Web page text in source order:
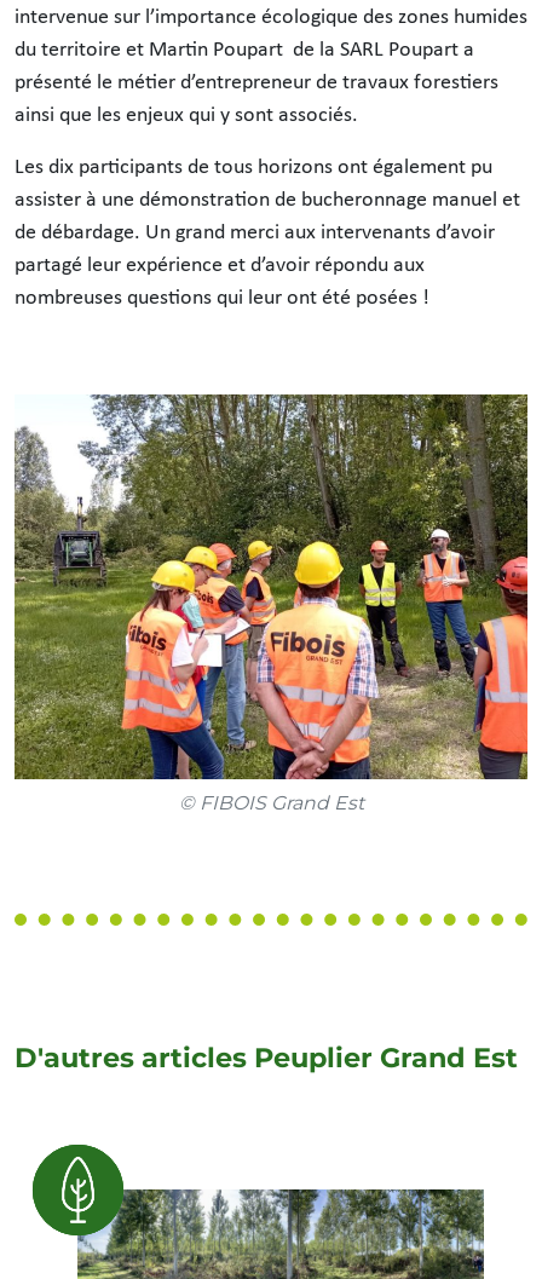
intervenue sur l’importance écologique des zones humides
du territoire et Martin Poupart de la SARL Poupart a
présenté le métier d’entrepreneur de travaux forestiers
ainsi que les enjeux qui y sont associés.
Les dix participants de tous horizons ont également pu
assister à une démonstration de bucheronnage manuel et
de débardage. Un grand merci aux intervenants d’avoir
partagé leur expérience et d’avoir répondu aux
nombreuses questions qui leur ont été posées !
© FIBOIS Grand Est
D'autres articles Peuplier Grand Est